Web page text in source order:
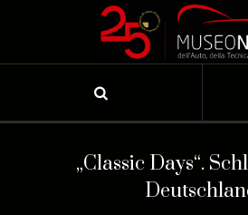
„Classic Days“.